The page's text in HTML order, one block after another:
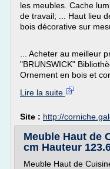
les meubles. Cache
de travail; ... Haut lieu
bois décorative sur
... Acheter au meilleur
"BRUNSWICK"
Ornement en bois et
Lire la suite
Site : http://
Meuble Haut de
cm Hauteur
Meuble Haut de